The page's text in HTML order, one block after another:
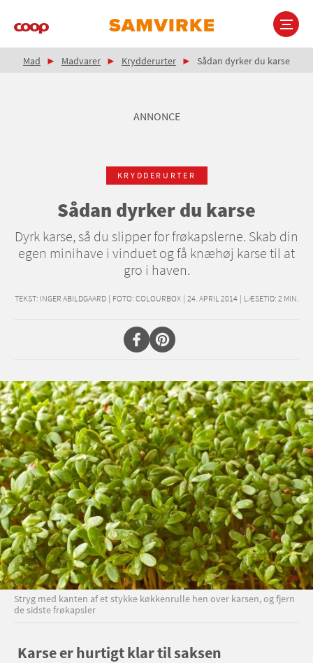
Main
Brødkrumme
Mad Madvarer Krydderurter Sådan dyrker du karse
ANNONCE
KRYDDERURTER
Sådan dyrker du karse
Dyrk karse, så du slipper for frøkapslerne. Skab din
egen minihave i vinduet og få knæhøj karse til at
gro i haven.
TEKST: INGER ABILDGAARD | FOTO: COLOURBOX | 24. APRIL 2014 | LÆSETID: 2 MIN.
Stryg med kanten af et stykke køkkenrulle hen over karsen, og fjern
de sidste frøkapsler
Karse er hurtigt klar til saksen